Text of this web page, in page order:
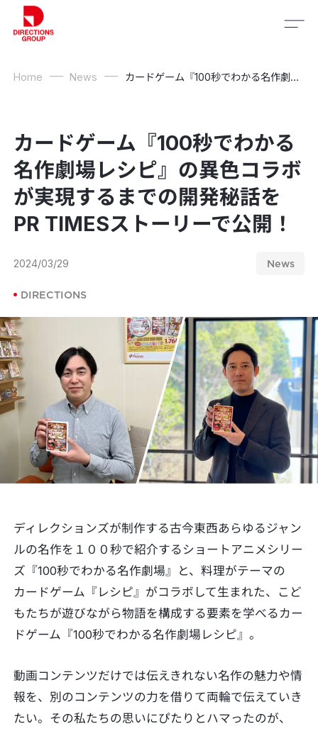
Home News カードゲーム『100秒でわかる名作劇場レシピ』の異色コラボが実現するまでの開発秘話をPR TIMESストーリーで公開！
カードゲーム『100秒でわかる
名作劇場レシピ』の異色コラボ
が実現するまでの開発秘話を
PR TIMESストーリーで公開！
2024/03/29 News
DIRECTIONS
ディレクションズが制作する古今東西あらゆるジャン
ルの名作を１００秒で紹介するショートアニメシリー
ズ『100秒でわかる名作劇場』と、料理がテーマの
カードゲーム『レシピ』がコラボして生まれた、こど
もたちが遊びながら物語を構成する要素を学べるカー
ドゲーム『100秒でわかる名作劇場レシピ』。
動画コンテンツだけでは伝えきれない名作の魅力や情
報を、別のコンテンツの力を借りて両輪で伝えていき
たい。その私たちの思いにぴたりとハマったのが、